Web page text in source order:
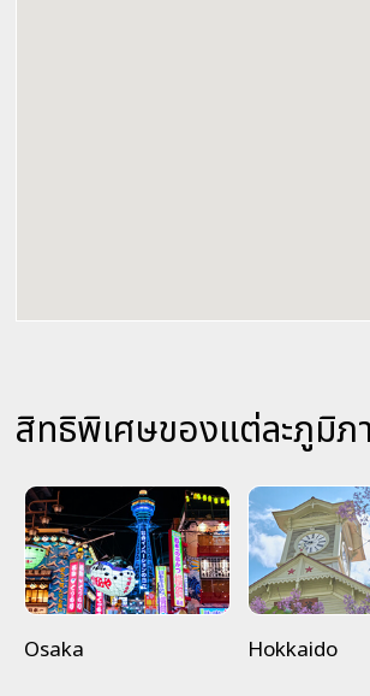
สิทธิพิเศษของแต่ละภูมิภ
Osaka Hokkaido